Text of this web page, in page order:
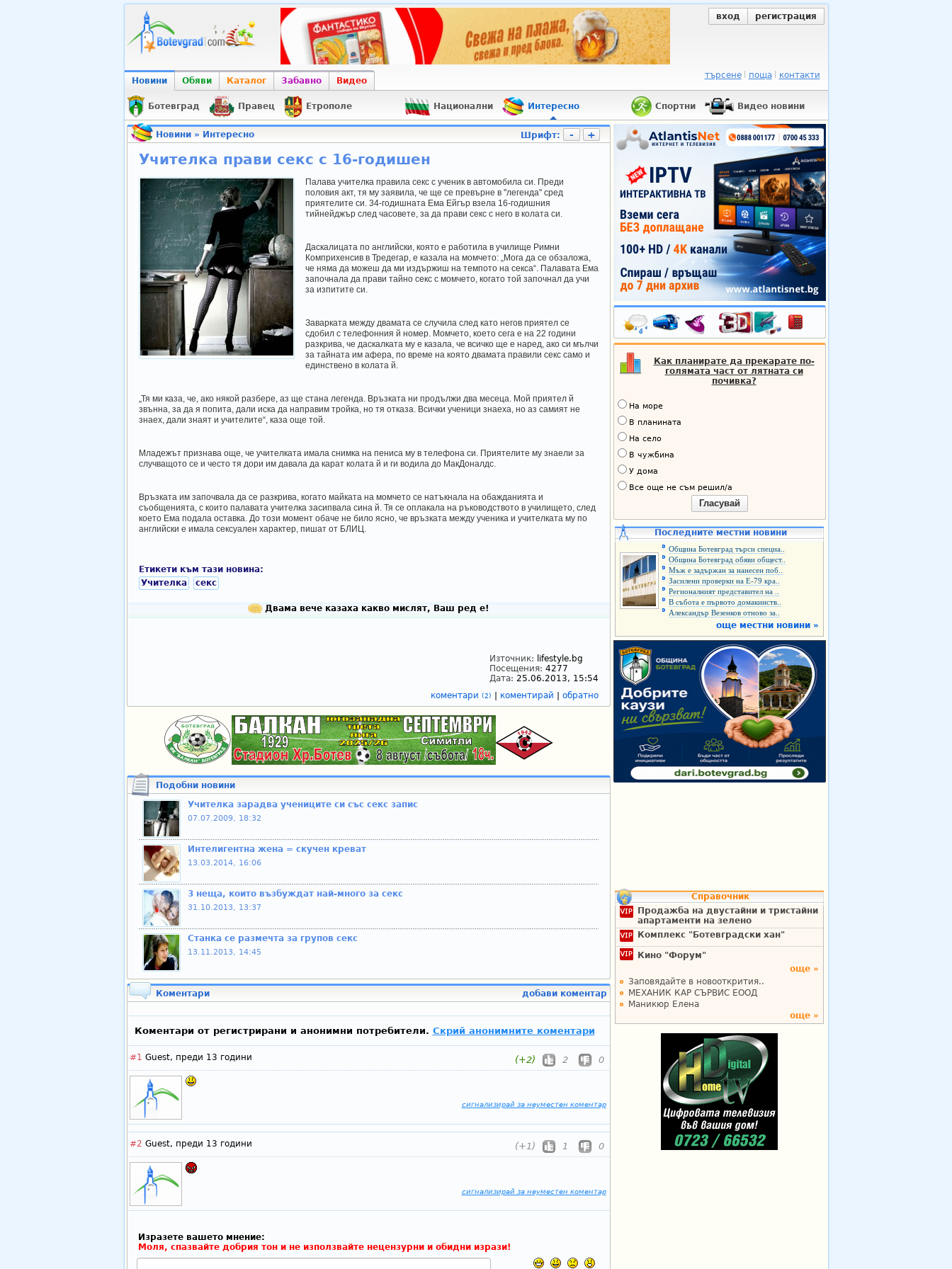
вход регистрация
Новини Обяви Каталог Забавно Видео
търсене поща контакти
Ботевград Правец Етрополе Национални Интересно Спортни Видео новини
Новини» Интересно Шрифт: - +
Учителка прави секс с 16-годишен
Палава учителка правила секс с ученик в автомобила си. Преди
половия акт, тя му заявила, че ще се превърне в ''легенда'' сред
приятелите си. 34-годишната Ема Ейгър взела 16-годишния
тийнейджър след часовете, за да прави секс с него в колата си.
Даскалицата по английски, която е работила в училище Римни
Комприхенсив в Тредегар, е казала на момчето: „Мога да се обзаложа,
че няма да можеш да ми издържиш на темпото на секса“. Палавата Ема
започнала да прави тайно секс с момчето, когато той започнал да учи
за изпитите си.
Заварката между двамата се случила след като негов приятел се
сдобил с телефонния й номер. Момчето, което сега е на 22 години
разкрива, че даскалката му е казала, че всичко ще е наред, ако си мълчи
за тайната им афера, по време на която двамата правили секс само и
единствено в колата й.
„Тя ми каза, че, ако някой разбере, аз ще стана легенда. Връзката ни продължи два месеца. Мой приятел й
звънна, за да я попита, дали иска да направим тройка, но тя отказа. Всички ученици знаеха, но аз самият не
знаех, дали знаят и учителите“, каза още той.
Младежът признава още, че учителката имала снимка на пениса му в телефона си. Приятелите му знаели за
случващото се и често тя дори им давала да карат колата й и ги водила до МакДоналдс.
Връзката им започвала да се разкрива, когато майката на момчето се натъкнала на обажданията и
съобщенията, с които палавата учителка засипвала сина й. Тя се оплакала на ръководството в училището, след
което Ема подала оставка. До този момент обаче не било ясно, че връзката между ученика и учителката му по
английски е имала сексуален характер, пишат от БЛИЦ.
Етикети към тази новина:
Учителка
секс
Двама вече казаха какво мислят, Ваш ред е!
Източник: lifestyle.bg
Посещения: 4277
Дата: 25.06.2013, 15:54
коментари (2) коментирай обратно
Подобни новини
Учителка зарадва учениците си със секс запис
07.07.2009, 18:32
Интелигентна жена = скучен креват
13.03.2014, 16:06
3 неща, които възбуждат най-много за секс
31.10.2013, 13:37
Станка се размечта за групов секс
13.11.2013, 14:45
Коментари добави коментар
Коментари от регистрирани и анонимни потребители. Скрий анонимните коментари
#1 Guest, преди 13 години (+2) 2 0
сигнализирай за неуместен коментар
#2 Guest, преди 13 години (+1) 1 0
сигнализирай за неуместен коментар
Изразете вашето мнение:
Моля, спазвайте добрия тон и не използвайте нецензурни и обидни изрази!
Как планирате да прекарате по-
голямата част от лятната си
почивка?
На море
В планината
На село
В чужбина
У дома
Все още не съм решил/а
Гласувай
Последните местни новини
Община Ботевград търси специа..
Община Ботевград обяви общест..
Мъж е задържан за нанесен поб..
Засилени проверки на Е-79 кра..
Регионалният представител на ..
В събота е първото домакинств..
Александър Везенков отново за..
още местни новини »
Справочник
Продажба на двустайни и тристайни
апартаменти на зелено
Комплекс "Ботевградски хан"
Кино "Форум"
още »
Заповядайте в новооткрития..
МЕХАНИК КАР СЪРВИС ЕООД
Маникюр Елена
още »